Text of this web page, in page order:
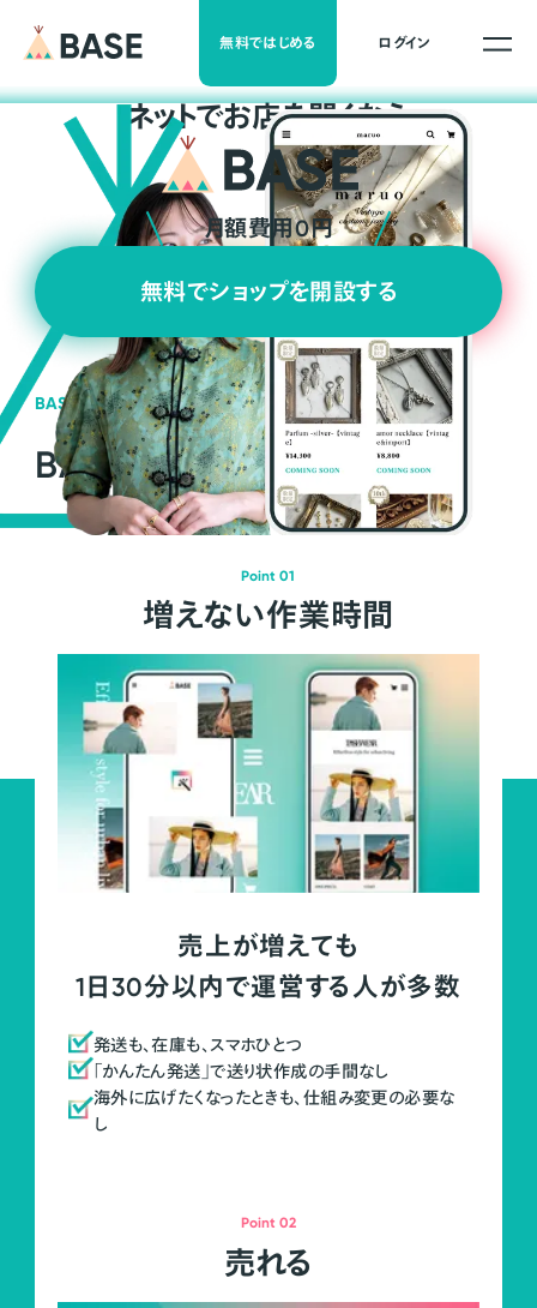
無料ではじめる ログイン
ネットでお店を開くなら
月額費用0円
無料でショップを開設する
BASEの強み
BASEが強い3つの理由
Point 01
増えない作業時間
売上が増えても
1日30分以内で運営する人が多数
発送も、在庫も、スマホひとつ
「かんたん発送」で送り状作成の手間なし
海外に広げたくなったときも、仕組み変更の必要な
し
Point 02
売れる